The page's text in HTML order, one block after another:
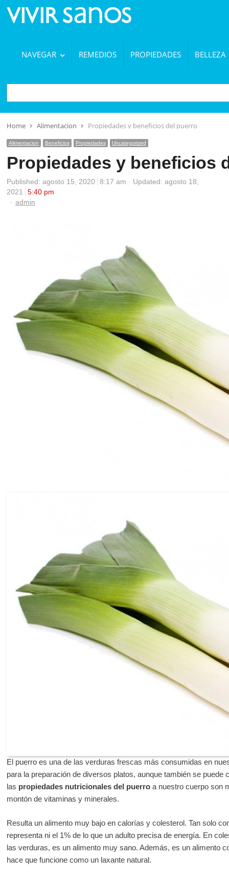
NAVEGAR REMEDIOS PROPIEDADES BELLEZA
BUSCAR
Home Alimentacion Propiedades y beneficios del puerro
Alimentacion Beneficios Propiedades Uncategorized
Propiedades y beneficios
Published: agosto 15, 2020 8:17 am
Updated: agosto 18,
2021
5:40 pm
Author
admin
El puerro es una de las verduras frescas más consumidas en
para la preparación de diversos platos, aunque también se puede
las propiedades nutricionales del puerroa nuestro cuerpo son
montón de vitaminas y minerales.
Resulta un alimento muy bajo en calorías y colesterol. Tan solo
representa ni el 1% de lo que un adulto precisa de energía. En
las verduras, es un alimento muy sano. Además, es un alimento
hace que funcione como un laxante natural.